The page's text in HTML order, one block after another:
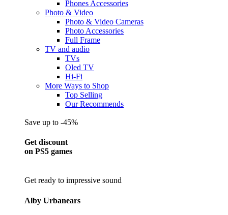
Phones Accessories
Photo & Video
Photo & Video Cameras
Photo Accessories
Full Frame
TV and audio
TVs
Oled TV
Hi-Fi
More Ways to Shop
Top Selling
Our Recommends
Save up to -45%
Get discount
on PS5 games
Get ready to impressive sound
Alby Urbanears